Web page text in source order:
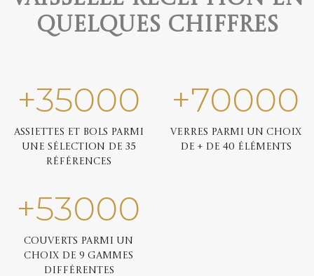
quelques chiffres
+35000
Assiettes et bols parmi
une sélection de 35
références
+70000
Verres parmi un choix
de + de 40 éléments
+53000
Couverts parmi un
choix de 9 gammes
différentes